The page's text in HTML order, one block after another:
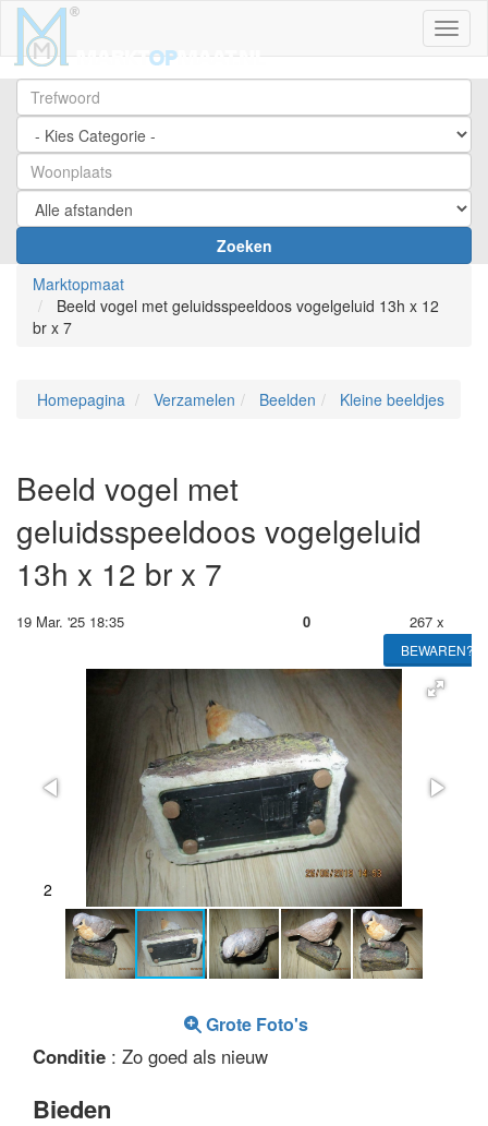
Zoeken
Marktopmaat
Beeld vogel met geluidsspeeldoos vogelgeluid 13h x 12
br x 7
Homepagina Verzamelen Beelden Kleine beeldjes
Beeld vogel met
geluidsspeeldoos vogelgeluid
13h x 12 br x 7
19 Mar. '25 18:35 0 267 x
BEWAREN?
2
Grote Foto's
Conditie : Zo goed als nieuw
Bieden